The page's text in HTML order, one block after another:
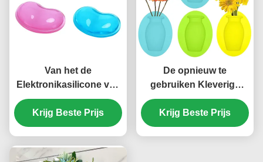
Van het de
Elektronikasilicone van
FDA Ergonomische van
het het Gevalgel
Smaakloze de Polsrust
Krijg Beste Prijs
De opnieuw te
gebruiken Kleverige
Vaas Niet-toxische
Duurzame Multiscene
van het Siliconevenster
Krijg Beste Prijs